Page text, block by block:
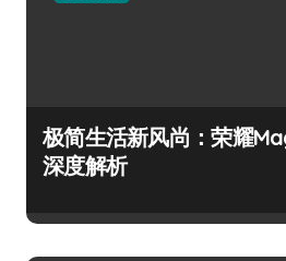
极简生活新风尚：荣耀
深度解析